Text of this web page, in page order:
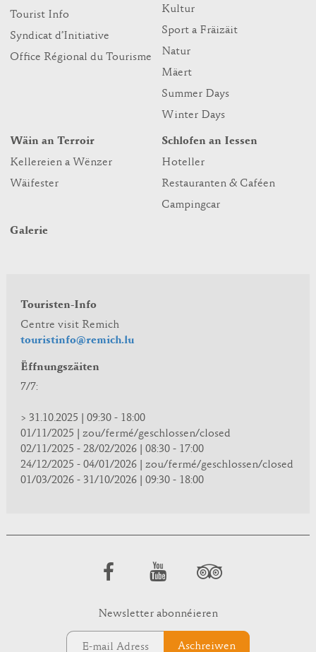
Tourist Info
Syndicat d’Initiative
Office Régional du Tourisme
Kultur
Sport a Fräizäit
Natur
Mäert
Summer Days
Winter Days
Wäin an Terroir
Kellereien a Wënzer
Wäifester
Schlofen an Iessen
Hoteller
Restauranten & Caféen
Campingcar
Galerie
Touristen-Info
Centre visit Remich
touristinfo@remich.lu
Ëffnungszäiten
7/7:
> 31.10.2025 | 09:30 - 18:00
01/11/2025 | zou/fermé/geschlossen/closed
02/11/2025 - 28/02/2026 | 08:30 - 17:00
24/12/2025 - 04/01/2026 | zou/fermé/geschlossen/closed
01/03/2026 - 31/10/2026 | 09:30 - 18:00
Newsletter abonnéieren
Aschreiwen